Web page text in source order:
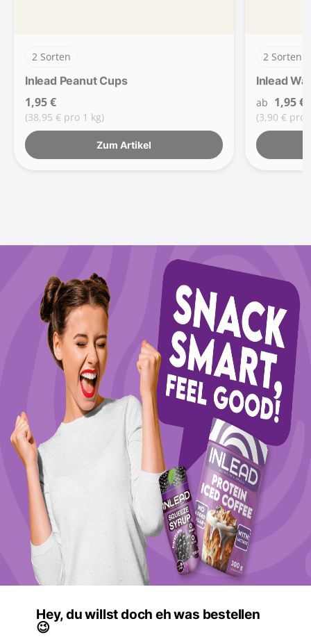
2 Sorten
Inlead Peanut Cups
1,95 €
(38,95 € pro 1 kg)
Zum Artikel
2 Sorten
Inlead
ab 1,95 €
(3,90 € pro
Hey, du willst doch eh was bestellen
😉